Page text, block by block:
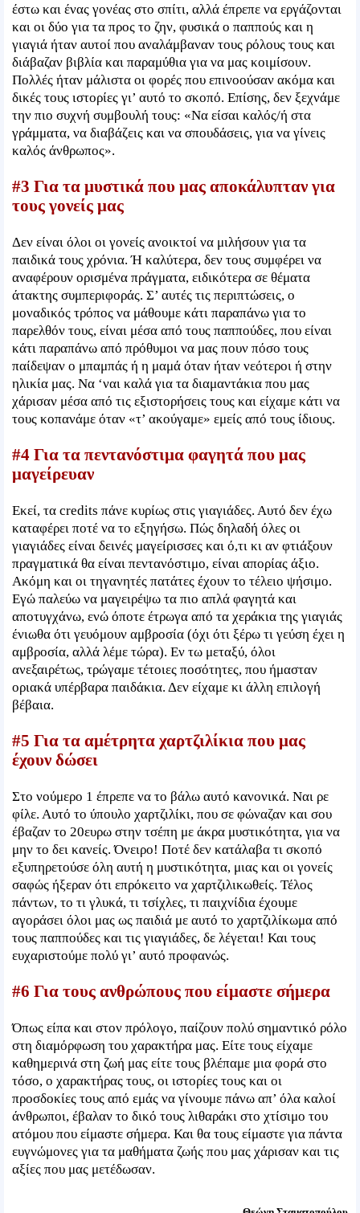
έστω και ένας γονέας στο σπίτι, αλλά έπρεπε να εργάζονται
και οι δύο για τα προς το ζην, φυσικά ο παππούς και η
γιαγιά ήταν αυτοί που αναλάμβαναν τους ρόλους τους και
διάβαζαν βιβλία και παραμύθια για να μας κοιμίσουν.
Πολλές ήταν μάλιστα οι φορές που επινοούσαν ακόμα και
δικές τους ιστορίες γι’ αυτό το σκοπό. Επίσης, δεν ξεχνάμε
την πιο συχνή συμβουλή τους: «Να είσαι καλός/ή στα
γράμματα, να διαβάζεις και να σπουδάσεις, για να γίνεις
καλός άνθρωπος».
#3 Για τα μυστικά που μας αποκάλυπταν για
τους γονείς μας
Δεν είναι όλοι οι γονείς ανοικτοί να μιλήσουν για τα
παιδικά τους χρόνια. Ή καλύτερα, δεν τους συμφέρει να
αναφέρουν ορισμένα πράγματα, ειδικότερα σε θέματα
άτακτης συμπεριφοράς. Σ’ αυτές τις περιπτώσεις, ο
μοναδικός τρόπος να μάθουμε κάτι παραπάνω για τo
παρελθόν τους, είναι μέσα από τους παππούδες, που είναι
κάτι παραπάνω από πρόθυμοι να μας πουν πόσο τους
παίδεψαν ο μπαμπάς ή η μαμά όταν ήταν νεότεροι ή στην
ηλικία μας. Να ‘ναι καλά για τα διαμαντάκια που μας
χάρισαν μέσα από τις εξιστορήσεις τους και είχαμε κάτι να
τους κοπανάμε όταν «τ’ ακούγαμε» εμείς από τους ίδιους.
#4 Για τα πεντανόστιμα φαγητά που μας
μαγείρευαν
Εκεί, τα credits πάνε κυρίως στις γιαγιάδες. Αυτό δεν έχω
καταφέρει ποτέ να το εξηγήσω. Πώς δηλαδή όλες οι
γιαγιάδες είναι δεινές μαγείρισσες και ό,τι κι αν φτιάξουν
πραγματικά θα είναι πεντανόστιμο, είναι απορίας άξιο.
Ακόμη και οι τηγανητές πατάτες έχουν το τέλειο ψήσιμο.
Εγώ παλεύω να μαγειρέψω τα πιο απλά φαγητά και
αποτυγχάνω, ενώ όποτε έτρωγα από τα χεράκια της γιαγιάς
ένιωθα ότι γευόμουν αμβροσία (όχι ότι ξέρω τι γεύση έχει η
αμβροσία, αλλά λέμε τώρα). Εν τω μεταξύ, όλοι
ανεξαιρέτως, τρώγαμε τέτοιες ποσότητες, που ήμασταν
οριακά υπέρβαρα παιδάκια. Δεν είχαμε κι άλλη επιλογή
βέβαια.
#5 Για τα αμέτρητα χαρτζιλίκια που μας
έχουν δώσει
Στο νούμερο 1 έπρεπε να το βάλω αυτό κανονικά. Ναι ρε
φίλε. Αυτό το ύπουλο χαρτζιλίκι, που σε φώναζαν και σου
έβαζαν το 20ευρω στην τσέπη με άκρα μυστικότητα, για να
μην το δει κανείς. Όνειρο! Ποτέ δεν κατάλαβα τι σκοπό
εξυπηρετούσε όλη αυτή η μυστικότητα, μιας και οι γονείς
σαφώς ήξεραν ότι επρόκειτο να χαρτζιλικωθείς. Τέλος
πάντων, το τι γλυκά, τι τσίχλες, τι παιχνίδια έχουμε
αγοράσει όλοι μας ως παιδιά με αυτό το χαρτζιλίκωμα από
τους παππούδες και τις γιαγιάδες, δε λέγεται! Και τους
ευχαριστούμε πολύ γι’ αυτό προφανώς.
#6 Για τους ανθρώπους που είμαστε σήμερα
Όπως είπα και στον πρόλογο, παίζουν πολύ σημαντικό ρόλο
στη διαμόρφωση του χαρακτήρα μας. Είτε τους είχαμε
καθημερινά στη ζωή μας είτε τους βλέπαμε μια φορά στο
τόσο, ο χαρακτήρας τους, οι ιστορίες τους και οι
προσδοκίες τους από εμάς να γίνουμε πάνω απ’ όλα καλοί
άνθρωποι, έβαλαν το δικό τους λιθαράκι στο χτίσιμο του
ατόμου που είμαστε σήμερα. Και θα τους είμαστε για πάντα
ευγνώμονες για τα μαθήματα ζωής που μας χάρισαν και τις
αξίες που μας μετέδωσαν.